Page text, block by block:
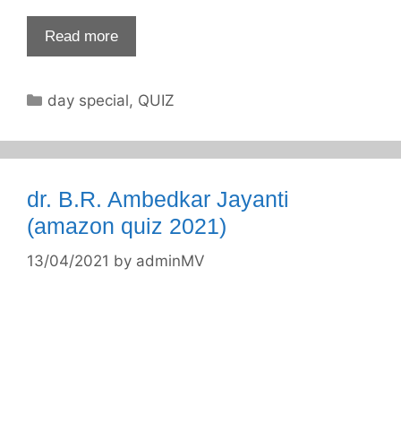
Read more
Categories
day special, QUIZ
dr. B.R. Ambedkar Jayanti
(amazon quiz 2021)
13/04/2021 by adminMV